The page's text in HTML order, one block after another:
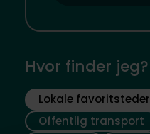
Hvor finder jeg?
Lokale favoritsteder
Offentlig transport